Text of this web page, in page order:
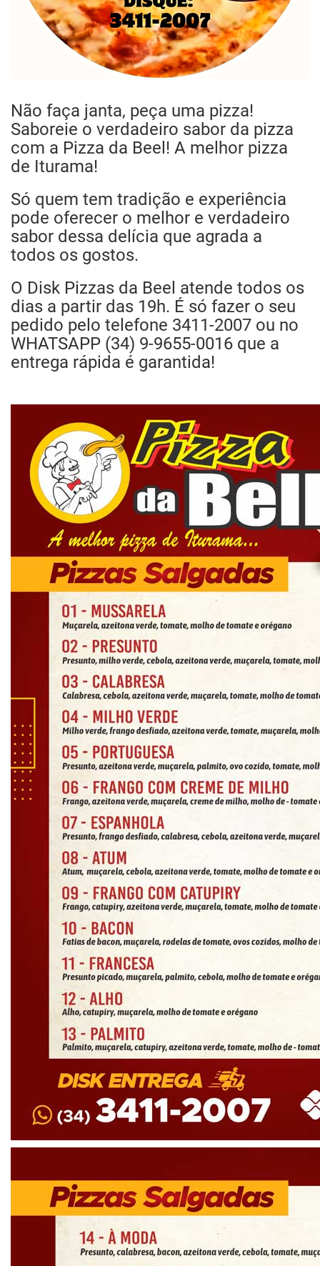
Não faça janta, peça uma pizza!
Saboreie o verdadeiro sabor da pizza
com a Pizza da Beel! A melhor pizza
de Iturama!
Só quem tem tradição e experiência
pode oferecer o melhor e verdadeiro
sabor dessa delícia que agrada a
todos os gostos.
O Disk Pizzas da Beel atende todos os
dias a partir das 19h. É só fazer o seu
pedido pelo telefone 3411-2007 ou no
WHATSAPP (34) 9-9655-0016 que a
entrega rápida é garantida!